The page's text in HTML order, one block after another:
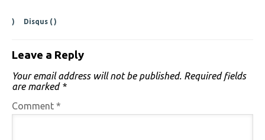
) Disqus ( )
Leave a Reply
Your email address will not be published. Required fields
are marked *
Comment *